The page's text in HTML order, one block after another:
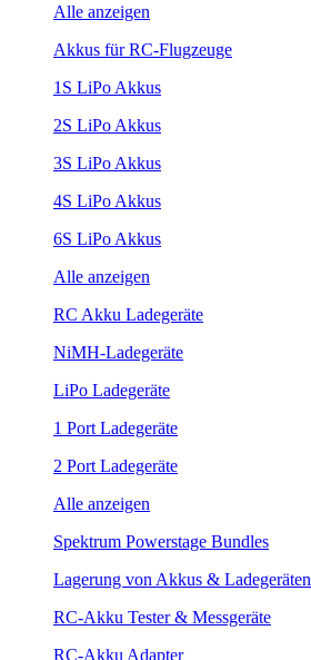
Alle anzeigen
Akkus für RC-Flugzeuge
1S LiPo Akkus
2S LiPo Akkus
3S LiPo Akkus
4S LiPo Akkus
6S LiPo Akkus
Alle anzeigen
RC Akku Ladegeräte
NiMH-Ladegeräte
LiPo Ladegeräte
1 Port Ladegeräte
2 Port Ladegeräte
Alle anzeigen
Spektrum Powerstage Bundles
Lagerung von Akkus & Ladegeräten
RC-Akku Tester & Messgeräte
RC-Akku Adapter